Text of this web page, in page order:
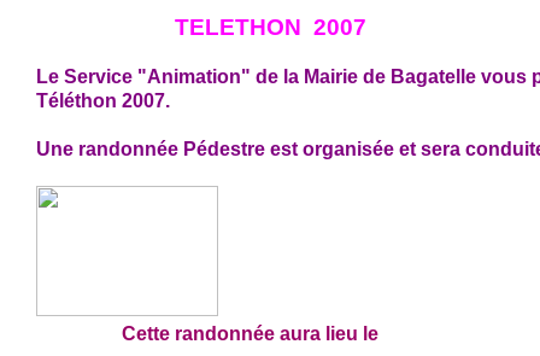
TELETHON 2007
Le Service "Animation" de la Mairie de Bagatelle vous
Téléthon 2007.
Une randonnée Pédestre est organisée et sera
Cette randonnée aura lieu le